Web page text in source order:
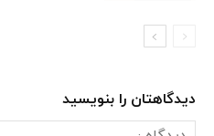
دیدگاهتان را بنویسید